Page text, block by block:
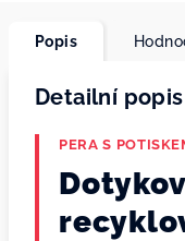
Popis
Detailní
PERA S